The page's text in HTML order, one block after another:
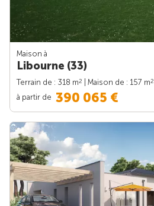
Maison à
Libourne (33)
Terrain de : 318 m2 | Maison de : 157 m2
à partir de 390 065 €